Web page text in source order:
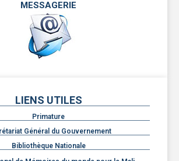
MESSAGERIE
LIENS UTILES
Primature
Général du Gouvernement
Bibliothèque Nationale